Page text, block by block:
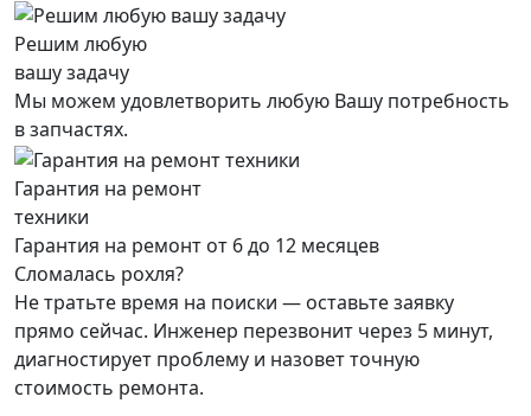
Решим любую
вашу задачу
Мы можем удовлетворить любую Вашу потребность
в запчастях.
Гарантия на ремонт
техники
Гарантия на ремонт от 6 до 12 месяцев
Сломалась рохля?
Не тратьте время на поиски — оставьте заявку
прямо сейчас. Инженер перезвонит через 5 минут,
диагностирует проблему и назовет точную
стоимость ремонта.